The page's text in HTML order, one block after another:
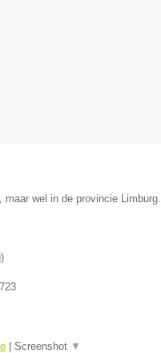
wel in de provincie Limburg.
)
| Screenshot ▼